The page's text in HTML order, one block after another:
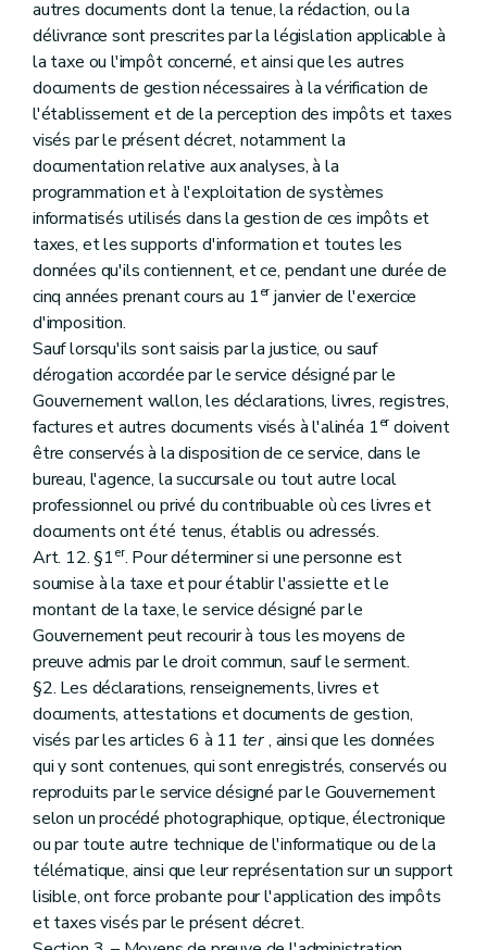
autres documents dont la tenue, la rédaction, ou la
délivrance sont prescrites par la législation applicable à
la taxe ou l'impôt concerné, et ainsi que les autres
documents de gestion nécessaires à la vérification de
l'établissement et de la perception des impôts et taxes
visés par le présent décret, notamment la
documentation relative aux analyses, à la
programmation et à l'exploitation de systèmes
informatisés utilisés dans la gestion de ces impôts et
taxes, et les supports d'information et toutes les
données qu'ils contiennent, et ce, pendant une durée de
cinq années prenant cours au 1erjanvier de l'exercice
d'imposition.
Sauf lorsqu'ils sont saisis par la justice, ou sauf
dérogation accordée par le service désigné par le
Gouvernement wallon, les déclarations, livres, registres,
factures et autres documents visés à l'alinéa 1erdoivent
être conservés à la disposition de ce service, dans le
bureau, l'agence, la succursale ou tout autre local
professionnel ou privé du contribuable où ces livres et
documents ont été tenus, établis ou adressés.
Art. 12. §1er. Pour déterminer si une personne est
soumise à la taxe et pour établir l'assiette et le
montant de la taxe, le service désigné par le
Gouvernement peut recourir à tous les moyens de
preuve admis par le droit commun, sauf le serment.
§2. Les déclarations, renseignements, livres et
documents, attestations et documents de gestion,
visés par les articles 6 à 11 ter, ainsi que les données
qui y sont contenues, qui sont enregistrés, conservés ou
reproduits par le service désigné par le Gouvernement
selon un procédé photographique, optique, électronique
ou par toute autre technique de l'informatique ou de la
télématique, ainsi que leur représentation sur un support
lisible, ont force probante pour l'application des impôts
et taxes visés par le présent décret.